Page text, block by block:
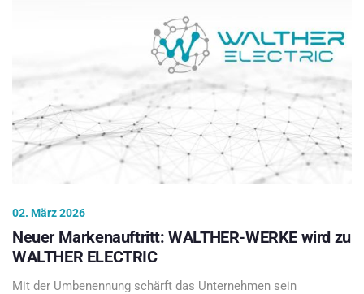
02. März 2026
Neuer Markenauftritt: WALTHER-WERKE wird zu
WALTHER ELECTRIC
Mit der Umbenennung schärft das Unternehmen sein